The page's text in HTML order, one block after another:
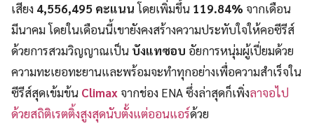
เสียง 4,556,495 คะแนนโดยเพิ่มขึ้น 119.84% จากเดือน
มีนาคมโดยในเดือนนี้เขายังคงสร้างความประทับใจให้คอซีรีส์
ด้วยการสวมวิญญาณเป็น บังแทซอบ อัยการหนุ่มผู้เปี่ยมด้วย
ความทะเยอทะยานและพร้อมจะทำทุกอย่างเพื่อความสำเร็จใน
ซีรีส์สุดเข้มข้น Climax จากช่อง ENA ซึ่งล่าสุดก็เพิ่งลาจอไป
ด้วยสถิติเรตติ้งสูงสุดนับตั้งแต่ออนแอร์ด้วย